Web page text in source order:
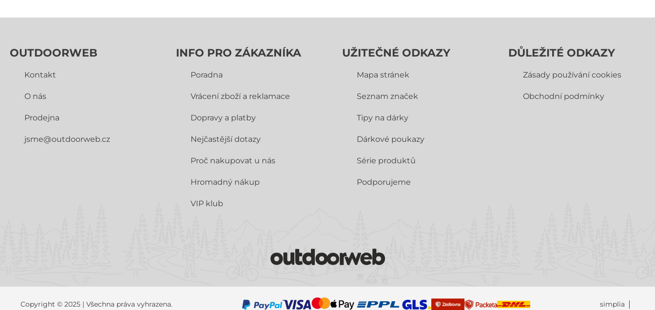
OUTDOORWEB
Kontakt
O nás
Prodejna
jsme@outdoorweb.cz
INFO PRO ZÁKAZNÍKA
Poradna
Vrácení zboží a reklamace
Dopravy a platby
Nejčastější dotazy
Proč nakupovat u nás
Hromadný nákup
VIP klub
UŽITEČNÉ ODKAZY
Mapa stránek
Seznam značek
Tipy na dárky
Dárkové poukazy
Série produktů
Podporujeme
DŮLEŽITÉ ODKAZY
Zásady používání cookies
Obchodní­ podmínky
Copyright © 2025 | Všechna práva vyhrazena. simplia